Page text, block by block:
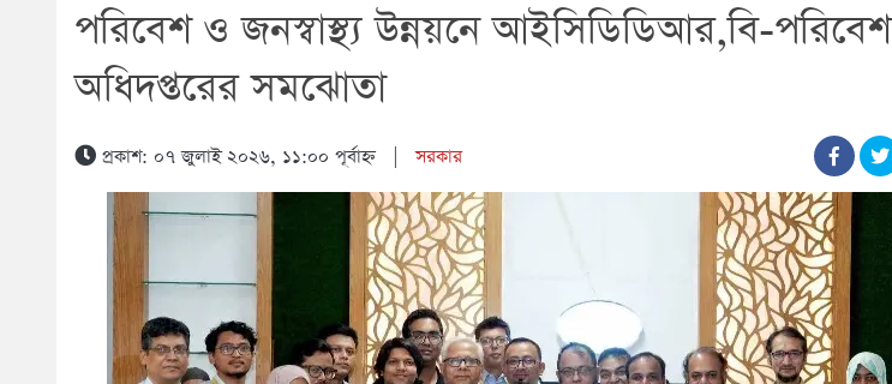
পরিবেশ ও জনস্বাস্থ্য উন্নয়নে আইসিডিডিআর,বি-পরিবেশ
অধিদপ্তরের সমঝোতা
প্রকাশ: ০৭ জুলাই ২০২৬, ১১:০০ পূর্বাহ্ন|সরকার